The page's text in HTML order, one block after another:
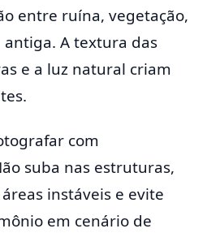
entre ruína, vegetação,
A textura das
e a luz natural criam
com
suba nas estruturas,
instáveis e evite
em cenário de